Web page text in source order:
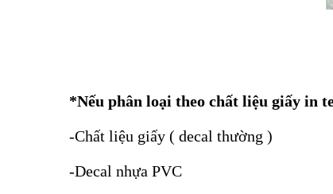
*Nếu phân loại theo chất liệu giấy in
-Chất liệu giấy ( decal thường )
-Decal nhựa PVC